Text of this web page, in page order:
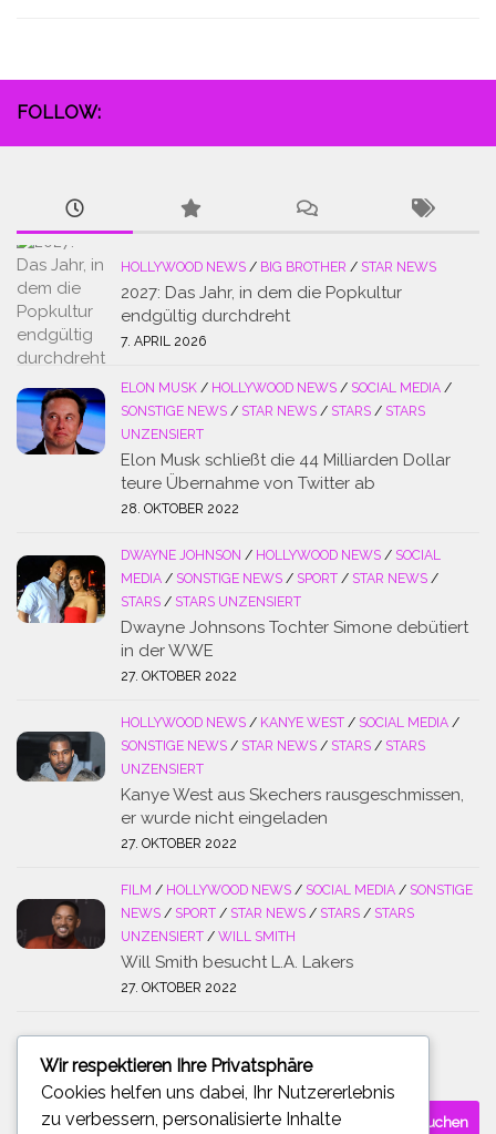
FOLLOW:
HOLLYWOOD NEWS / BIG BROTHER / STAR NEWS
2027: Das Jahr, in dem die Popkultur
endgültig durchdreht
7. APRIL 2026
ELON MUSK / HOLLYWOOD NEWS / SOCIAL MEDIA /
SONSTIGE NEWS / STAR NEWS / STARS / STARS
UNZENSIERT
Elon Musk schließt die 44 Milliarden Dollar
teure Übernahme von Twitter ab
28. OKTOBER 2022
DWAYNE JOHNSON / HOLLYWOOD NEWS / SOCIAL
MEDIA / SONSTIGE NEWS / SPORT / STAR NEWS /
STARS / STARS UNZENSIERT
Dwayne Johnsons Tochter Simone debütiert
in der WWE
27. OKTOBER 2022
HOLLYWOOD NEWS / KANYE WEST / SOCIAL MEDIA /
SONSTIGE NEWS / STAR NEWS / STARS / STARS
UNZENSIERT
Kanye West aus Skechers rausgeschmissen,
er wurde nicht eingeladen
27. OKTOBER 2022
FILM / HOLLYWOOD NEWS / SOCIAL MEDIA / SONSTIGE
NEWS / SPORT / STAR NEWS / STARS / STARS
UNZENSIERT / WILL SMITH
Will Smith besucht L.A. Lakers
27. OKTOBER 2022
SUCHE
Suchen
Wir respektieren Ihre Privatsphäre
Cookies helfen uns dabei, Ihr Nutzererlebnis
zu verbessern, personalisierte Inhalte